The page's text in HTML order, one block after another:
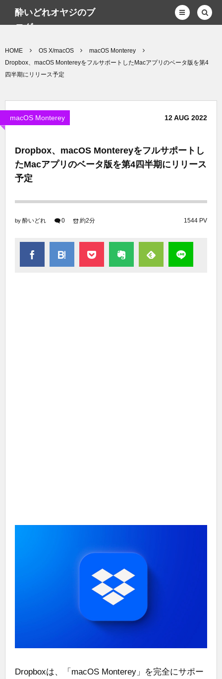
酔いどれオヤジのブ
ログwp
HOME OS X/macOS
macOS Monterey
Dropbox、macOS MontereyをフルサポートしたMacアプリのベータ版を第4
四半期にリリース予定
macOS Monterey 12AUG 2022
Dropbox、macOS Montereyをフルサポートし
たMacアプリのベータ版を第4四半期にリリース
予定
by 酔いどれ 0 1544 PV
約2分
Dropboxは、「macOS Monterey」を完全にサポー